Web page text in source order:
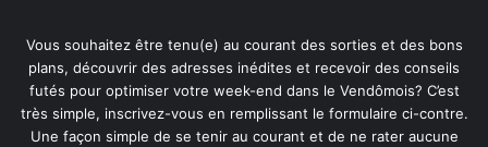
Vous souhaitez être tenu(e) au courant des sorties et des bons
plans, découvrir des adresses inédites et recevoir des conseils
futés pour optimiser votre week-end dans le Vendômois? C’est
très simple, inscrivez-vous en remplissant le formulaire ci-contre.
Une façon simple de se tenir au courant et de ne rater aucune